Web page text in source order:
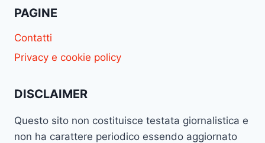
PAGINE
Contatti
Privacy e cookie policy
DISCLAIMER
Questo sito non costituisce testata giornalistica e
non ha carattere periodico essendo aggiornato